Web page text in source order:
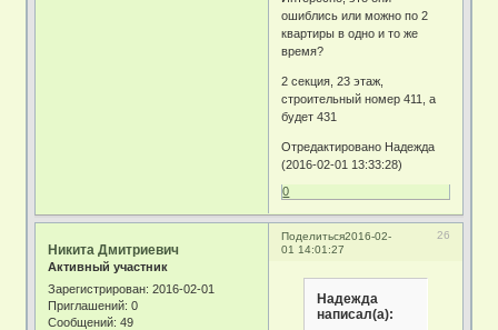
ошиблись или можно по 2
квартиры в одно и то же
время?
2 секция, 23 этаж,
строительный номер 411, а
будет 431
Отредактировано Надежда
(2016-02-01 13:33:28)
0
Поделиться 26
2016-02-
01 14:01:27
Никита Дмитриевич
Активный участник
Зарегистрирован: 2016-02-01
Приглашений: 0
Сообщений: 49
Надежда
написал(а):